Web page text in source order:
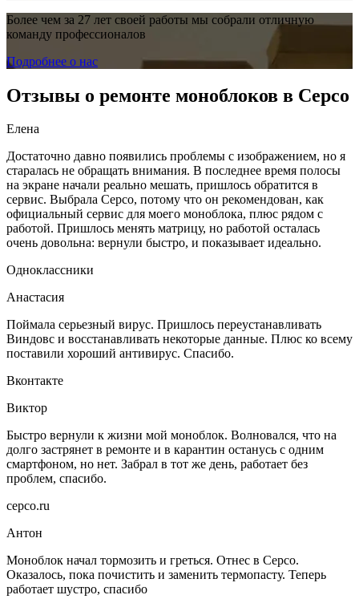
Более чем за 27 лет своей работы мы собрали отличную
команду профессионалов
Подробнее о нас
Отзывы о ремонте моноблоков в Серсо
Елена
Достаточно давно появились проблемы с изображением, но я
старалась не обращать внимания. В последнее время полосы
на экране начали реально мешать, пришлось обратится в
сервис. Выбрала Серсо, потому что он рекомендован, как
официальный сервис для моего моноблока, плюс рядом с
работой. Пришлось менять матрицу, но работой осталась
очень довольна: вернули быстро, и показывает идеально.
Одноклассники
Анастасия
Поймала серьезный вирус. Пришлось переустанавливать
Виндовс и восстанавливать некоторые данные. Плюс ко всему
поставили хороший антивирус. Спасибо.
Вконтакте
Виктор
Быстро вернули к жизни мой моноблок. Волновался, что на
долго застрянет в ремонте и в карантин останусь с одним
смартфоном, но нет. Забрал в тот же день, работает без
проблем, спасибо.
серсо.ru
Антон
Моноблок начал тормозить и греться. Отнес в Серсо.
Оказалось, пока почистить и заменить термопасту. Теперь
работает шустро, спасибо